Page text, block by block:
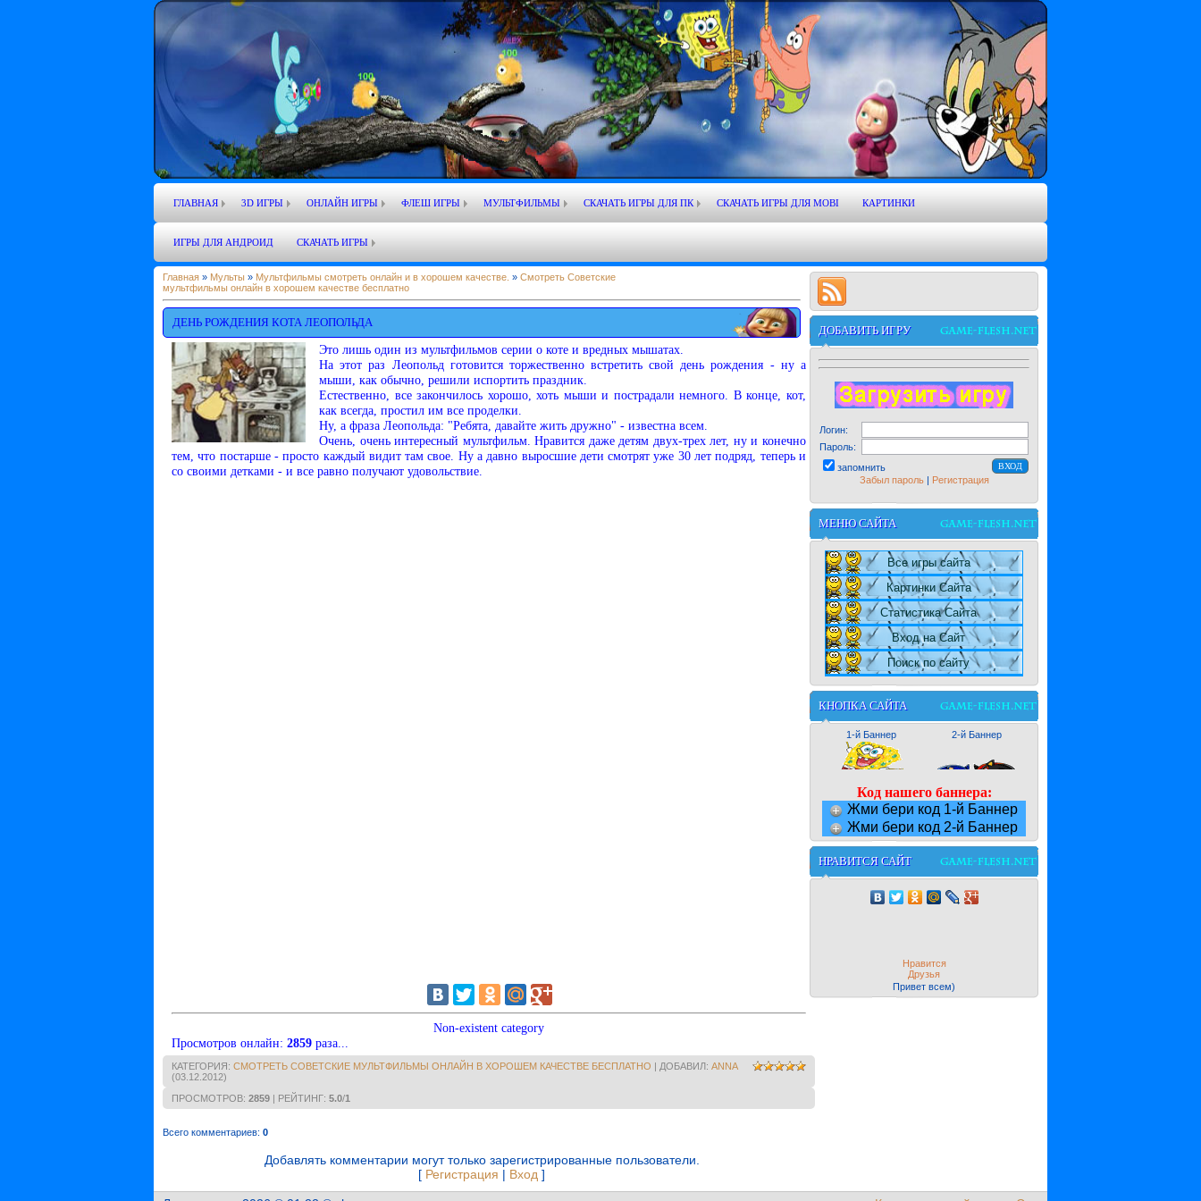
ГЛАВНАЯ 3D ИГРЫ ОНЛАЙН ИГРЫ ФЛЕШ ИГРЫ МУЛЬТФИЛЬМЫ СКАЧАТЬ ИГРЫ ДЛЯ ПК СКАЧАТЬ ИГРЫ ДЛЯ MOBI КАРТИНКИ
ИГРЫ ДЛЯ АНДРОИД СКАЧАТЬ ИГРЫ
Главная » Мульты » Мультфильмы смотреть онлайн и в хорошем качестве. » Смотреть Советские
мультфильмы онлайн в хорошем качестве бесплатно
ДЕНЬ РОЖДЕНИЯ КОТА ЛЕОПОЛЬДА
Это лишь один из мультфильмов серии о коте и вредных мышатах.
На этот раз Леопольд готовится торжественно встретить свой день рождения - ну а
мыши, как обычно, решили испортить праздник.
Естественно, все закончилось хорошо, хоть мыши и пострадали немного. В конце, кот,
как всегда, простил им все проделки.
Ну, а фраза Леопольда: "Ребята, давайте жить дружно" - известна всем.
Очень, очень интересный мультфильм. Нравится даже детям двух-трех лет, ну и конечно
тем, что постарше - просто каждый видит там свое. Ну а давно выросшие дети смотрят уже 30 лет подряд, теперь и
со своими детками - и все равно получают удовольствие.
Non-existent category
Просмотров онлайн: 2859 раза...
КАТЕГОРИЯ: СМОТРЕТЬ СОВЕТСКИЕ МУЛЬТФИЛЬМЫ ОНЛАЙН В ХОРОШЕМ КАЧЕСТВЕ БЕСПЛАТНО | ДОБАВИЛ: ANNA
(03.12.2012)
ПРОСМОТРОВ: 2859 | РЕЙТИНГ: 5.0/1
Всего комментариев: 0
Добавлять комментарии могут только зарегистрированные пользователи.
[ Регистрация | Вход ]
ДОБАВИТЬ ИГРУ
Логин:
Пароль:
запомнить
Забыл пароль| Регистрация
МЕНЮ САЙТА
Все игры сайта
Картинки Сайта
Статистика Сайта
Вход на Сайт
Поиск по сайту
КНОПКА САЙТА
1-й Баннер 2-й Баннер
Код нашего баннера:
Жми бери код 1-й Баннер
Жми бери код 2-й Баннер
НРАВИТСЯ САЙТ
Нравится
Друзья
Привет всем)